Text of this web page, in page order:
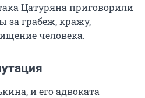
Цатуряна приговорили
за грабеж, кражу,
человека.
и его адвоката